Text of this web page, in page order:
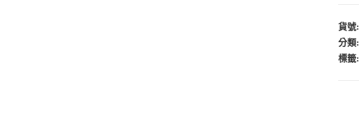
貨號:
分類:
標籤: